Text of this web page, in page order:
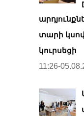
տարի
կուրսեցի
11:26-